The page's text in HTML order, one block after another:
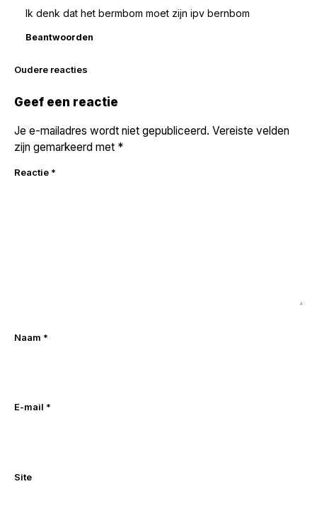
Ik denk dat het bermbom moet zijn ipv bernbom
Beantwoorden
Reacties
navigatie
Oudere reacties
Geef een reactie
Je e-mailadres wordt niet gepubliceerd. Vereiste velden
zijn gemarkeerd met *
Reactie *
Naam *
E-mail *
Site